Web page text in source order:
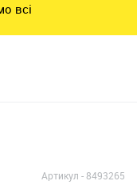
всі
Артикул -8493265